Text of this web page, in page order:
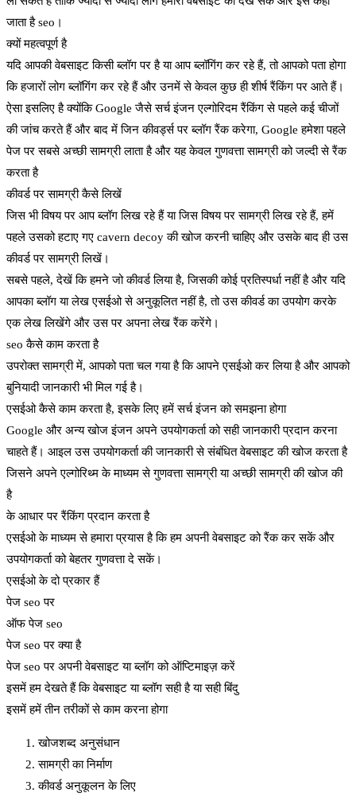
जाता है seo।
क्यों महत्वपूर्ण है
यदि आपकी वेबसाइट किसी ब्लॉग पर है या आप ब्लॉगिंग कर रहे हैं, तो आपको पता होगा
कि हजारों लोग ब्लॉगिंग कर रहे हैं और उनमें से केवल कुछ ही शीर्ष रैंकिंग पर आते हैं।
ऐसा इसलिए है क्योंकि Google जैसे सर्च इंजन एल्गोरिदम रैंकिंग से पहले कई चीजों
की जांच करते हैं और बाद में जिन कीवर्ड्स पर ब्लॉग रैंक करेगा, Google हमेशा पहले
पेज पर सबसे अच्छी सामग्री लाता है और यह केवल गुणवत्ता सामग्री को जल्दी से रैंक
करता है
कीवर्ड पर सामग्री कैसे लिखें
जिस भी विषय पर आप ब्लॉग लिख रहे हैं या जिस विषय पर सामग्री लिख रहे हैं, हमें
पहले उसको हटाए गए cavern decoy की खोज करनी चाहिए और उसके बाद ही उस
कीवर्ड पर सामग्री लिखें।
सबसे पहले, देखें कि हमने जो कीवर्ड लिया है, जिसकी कोई प्रतिस्पर्धा नहीं है और यदि
आपका ब्लॉग या लेख एसईओ से अनुकूलित नहीं है, तो उस कीवर्ड का उपयोग करके
एक लेख लिखेंगे और उस पर अपना लेख रैंक करेंगे।
seo कैसे काम करता है
उपरोक्त सामग्री में, आपको पता चल गया है कि आपने एसईओ कर लिया है और आपको
बुनियादी जानकारी भी मिल गई है।
एसईओ कैसे काम करता है, इसके लिए हमें सर्च इंजन को समझना होगा
Google और अन्य खोज इंजन अपने उपयोगकर्ता को सही जानकारी प्रदान करना
चाहते हैं। आइल उस उपयोगकर्ता की जानकारी से संबंधित वेबसाइट की खोज करता है
जिसने अपने एल्गोरिथ्म के माध्यम से गुणवत्ता सामग्री या अच्छी सामग्री की खोज की
है
के आधार पर रैंकिंग प्रदान करता है
एसईओ के माध्यम से हमारा प्रयास है कि हम अपनी वेबसाइट को रैंक कर सकें और
उपयोगकर्ता को बेहतर गुणवत्ता दे सकें।
एसईओ के दो प्रकार हैं
पेज seo पर
ऑफ पेज seo
पेज seo पर क्या है
पेज seo पर अपनी वेबसाइट या ब्लॉग को ऑप्टिमाइज़ करें
इसमें हम देखते हैं कि वेबसाइट या ब्लॉग सही है या सही बिंदु
इसमें हमें तीन तरीकों से काम करना होगा
खोजशब्द अनुसंधान
सामग्री का निर्माण
कीवर्ड अनुकूलन के लिए